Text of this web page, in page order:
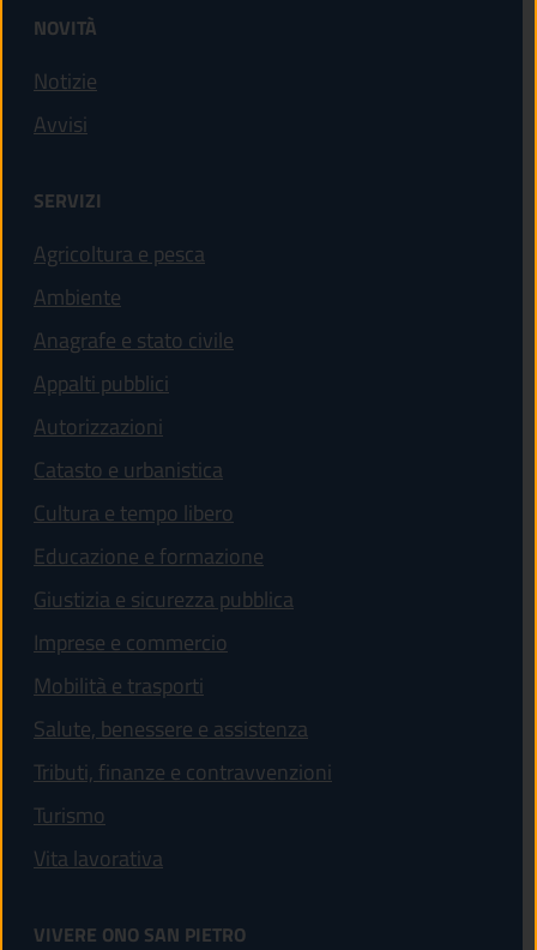
NOVITÀ
Notizie
Avvisi
SERVIZI
Agricoltura e pesca
Ambiente
Anagrafe e stato civile
Appalti pubblici
Autorizzazioni
Catasto e urbanistica
Cultura e tempo libero
Educazione e formazione
Giustizia e sicurezza pubblica
Imprese e commercio
Mobilità e trasporti
Salute, benessere e assistenza
Tributi, finanze e contravvenzioni
Turismo
Vita lavorativa
VIVERE ONO SAN PIETRO